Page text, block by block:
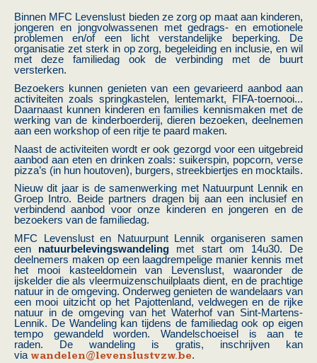
Binnen MFC Levenslust bieden ze zorg op maat aan kinderen,
jongeren en jongvolwassenen met gedrags- en emotionele
problemen en/of een licht verstandelijke beperking. De
organisatie zet sterk in op zorg, begeleiding en inclusie, en wil
met deze familiedag ook de verbinding met de buurt
versterken.
Bezoekers kunnen genieten van een gevarieerd aanbod aan
activiteiten zoals springkastelen, lentemarkt, FIFA-toernooi...
Daarnaast kunnen kinderen en families kennismaken met de
werking van de kinderboerderij, dieren bezoeken, deelnemen
aan een workshop of een ritje te paard maken.
Naast de activiteiten wordt er ook gezorgd voor een uitgebreid
aanbod aan eten en drinken zoals: suikerspin, popcorn, verse
pizza’s (in hun houtoven), burgers, streekbiertjes en mocktails.
Nieuw dit jaar is de samenwerking met Natuurpunt Lennik en
Groep Intro. Beide partners dragen bij aan een inclusief en
verbindend aanbod voor onze kinderen en jongeren en de
bezoekers van de familiedag.
MFC Levenslust en Natuurpunt Lennik organiseren samen
een natuurbelevingswandeling met start om 14u30. De
deelnemers maken op een laagdrempelige manier kennis met
het mooi kasteeldomein van Levenslust, waaronder de
ijskelder die als vleermuizenschuilplaats dient, en de prachtige
natuur in de omgeving. Onderweg genieten de wandelaars van
een mooi uitzicht op het Pajottenland, veldwegen en de rijke
natuur in de omgeving van het Waterhof van Sint-Martens-
Lennik. De Wandeling kan tijdens de familiedag ook op eigen
tempo gewandeld worden. Wandelschoeisel is aan te
raden. De wandeling is gratis, inschrijven kan
via wandelen@levenslustvzw.be.